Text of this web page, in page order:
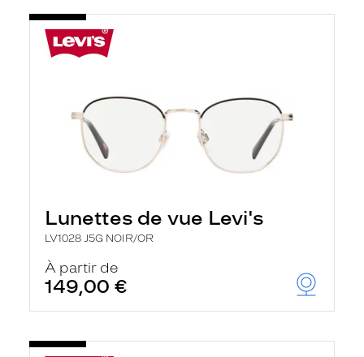
Lunettes de vue Levi's
LV1028 J5G NOIR/OR
À partir de
149,00 €